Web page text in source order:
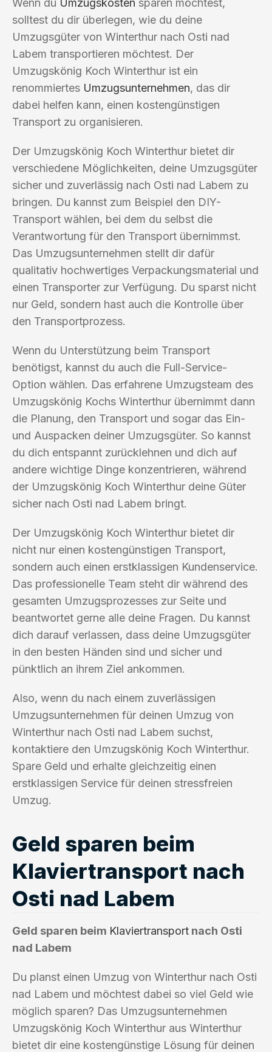
Wenn du Umzugskosten sparen möchtest,
solltest du dir überlegen, wie du deine
Umzugsgüter von Winterthur nach Osti nad
Labem transportieren möchtest. Der
Umzugskönig Koch Winterthur ist ein
renommiertes Umzugsunternehmen, das dir
dabei helfen kann, einen kostengünstigen
Transport zu organisieren.
Der Umzugskönig Koch Winterthur bietet dir
verschiedene Möglichkeiten, deine Umzugsgüter
sicher und zuverlässig nach Osti nad Labem zu
bringen. Du kannst zum Beispiel den DIY-
Transport wählen, bei dem du selbst die
Verantwortung für den Transport übernimmst.
Das Umzugsunternehmen stellt dir dafür
qualitativ hochwertiges Verpackungsmaterial und
einen Transporter zur Verfügung. Du sparst nicht
nur Geld, sondern hast auch die Kontrolle über
den Transportprozess.
Wenn du Unterstützung beim Transport
benötigst, kannst du auch die Full-Service-
Option wählen. Das erfahrene Umzugsteam des
Umzugskönig Kochs Winterthur übernimmt dann
die Planung, den Transport und sogar das Ein-
und Auspacken deiner Umzugsgüter. So kannst
du dich entspannt zurücklehnen und dich auf
andere wichtige Dinge konzentrieren, während
der Umzugskönig Koch Winterthur deine Güter
sicher nach Osti nad Labem bringt.
Der Umzugskönig Koch Winterthur bietet dir
nicht nur einen kostengünstigen Transport,
sondern auch einen erstklassigen Kundenservice.
Das professionelle Team steht dir während des
gesamten Umzugsprozesses zur Seite und
beantwortet gerne alle deine Fragen. Du kannst
dich darauf verlassen, dass deine Umzugsgüter
in den besten Händen sind und sicher und
pünktlich an ihrem Ziel ankommen.
Also, wenn du nach einem zuverlässigen
Umzugsunternehmen für deinen Umzug von
Winterthur nach Osti nad Labem suchst,
kontaktiere den Umzugskönig Koch Winterthur.
Spare Geld und erhalte gleichzeitig einen
erstklassigen Service für deinen stressfreien
Umzug.
Geld sparen beim
Klaviertransport nach
Osti nad Labem
Geld sparen beim Klaviertransport nach Osti
nad Labem
Du planst einen Umzug von Winterthur nach Osti
nad Labem und möchtest dabei so viel Geld wie
möglich sparen? Das Umzugsunternehmen
Umzugskönig Koch Winterthur aus Winterthur
bietet dir eine kostengünstige Lösung für deinen